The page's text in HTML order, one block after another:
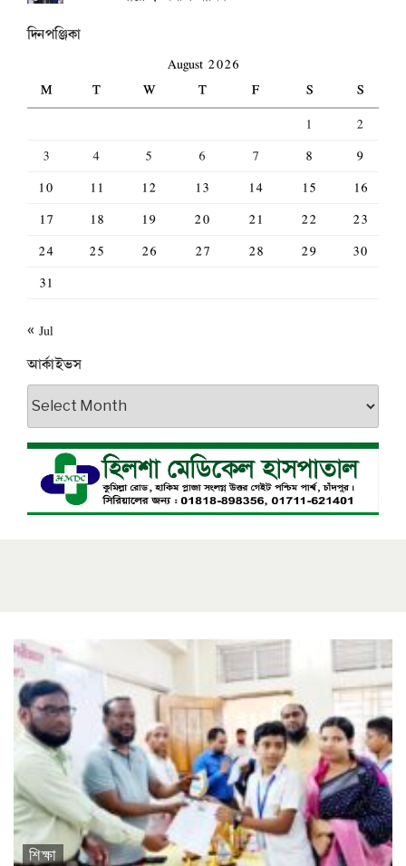
দিনপঞ্জিকা
August 2026
M
T W T F S
S
1
2
3
4 5 6 7 8
9
10
11 12 13 14 15
16
17
18 19 20 21 22
23
24
25 26 27 28 29
30
31
« Jul
আর্কাইভস
আর্কাইভস
শিক্ষা